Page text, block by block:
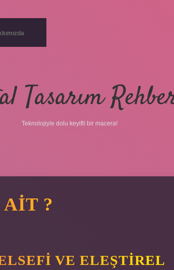
Tasarım
Teknolojiyle dolu keyifli bir macera!
?
VE ELEŞTIREL